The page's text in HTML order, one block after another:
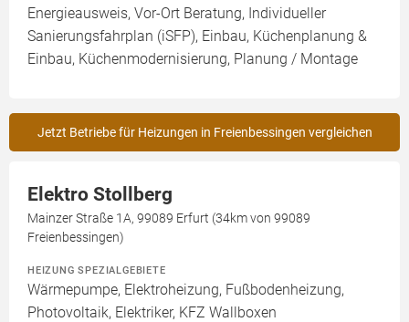
Energieausweis, Vor-Ort Beratung, Individueller
Sanierungsfahrplan (iSFP), Einbau, Küchenplanung &
Einbau, Küchenmodernisierung, Planung / Montage
Jetzt Betriebe für Heizungen in Freienbessingen vergleichen
Elektro Stollberg
Mainzer Straße 1A, 99089 Erfurt (34km von 99089
Freienbessingen)
HEIZUNG SPEZIALGEBIETE
Wärmepumpe, Elektroheizung, Fußbodenheizung,
Photovoltaik, Elektriker, KFZ Wallboxen